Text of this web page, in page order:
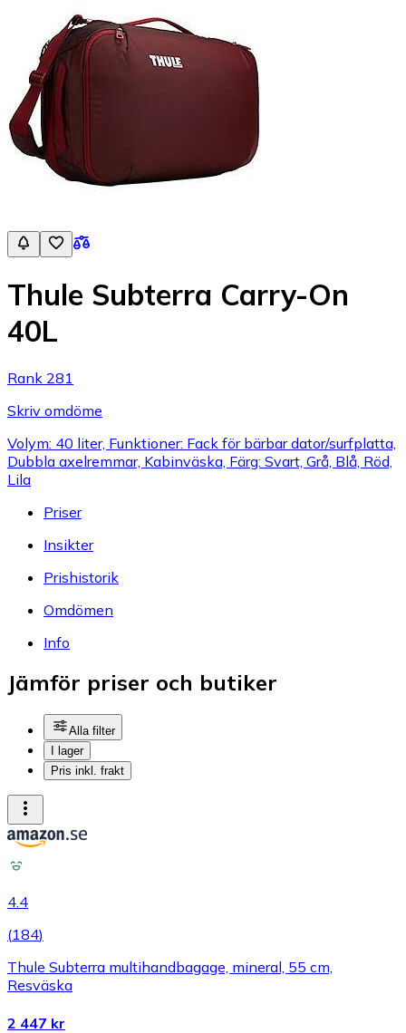
Thule Subterra Carry-On
40L
Rank 281
Skriv omdöme
Volym: 40 liter, Funktioner: Fack för bärbar dator/surfplatta,
Dubbla axelremmar, Kabinväska, Färg: Svart, Grå, Blå, Röd,
Lila
Priser
Insikter
Prishistorik
Omdömen
Info
Jämför priser och butiker
Alla filter
I lager
Pris inkl. frakt
4.4
(184)
Thule Subterra multihandbagage, mineral, 55 cm,
Resväska
2 447 kr